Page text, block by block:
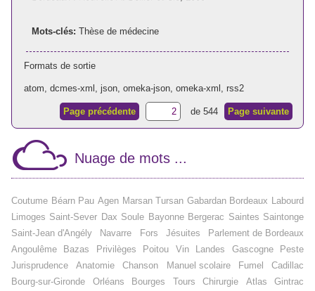
Mots-clés: Thèse de médecine
Formats de sortie
atom dcmes-xml json, omeka-json, omeka-xml rss2
Page précédente de 544 Page suivante
Nuage de mots ...
Coutume Béarn Pau Agen Marsan Tursan Gabardan Bordeaux Labourd
Limoges Saint-Sever Dax Soule Bayonne Bergerac Saintes Saintonge
Saint-Jean d'Angély
Navarre Fors Jésuites
Parlement de Bordeaux
Angoulême
Bazas Privilèges Poitou Vin Landes Gascogne
Peste
Jurisprudence
Anatomie Chanson Manuel scolaire Fumel
Cadillac
Bourg-sur-Gironde
Orléans Bourges Tours Chirurgie Atlas
Gintrac